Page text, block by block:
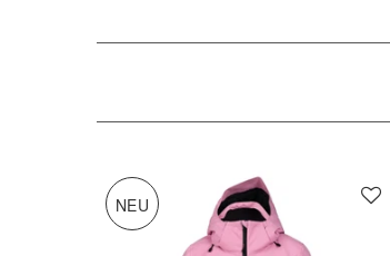
NEU